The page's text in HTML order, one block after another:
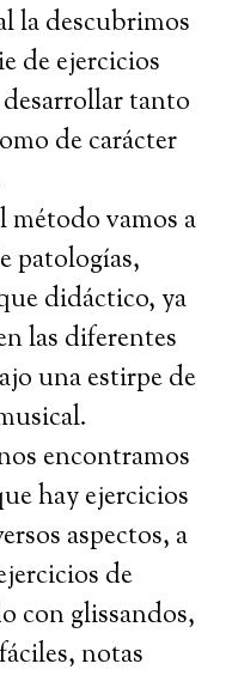
la descubrimos
de ejercicios
tanto
de carácter
vamos a
patologías,
didáctico, ya
las diferentes
una estirpe de
encontramos
hay ejercicios
aspectos, a
de
con glissandos,
notas